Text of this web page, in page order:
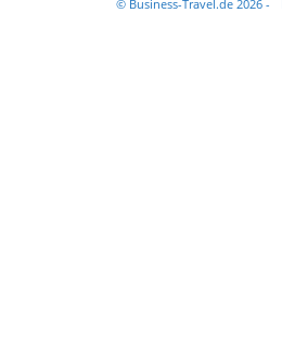
© Business-Travel.de 2026 -